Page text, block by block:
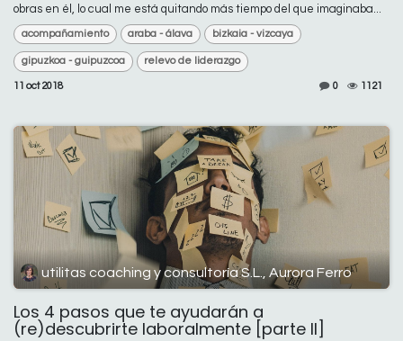
obras en él, lo cual me está quitando más tiempo del que imaginaba...
acompañamiento araba - álava bizkaia - vizcaya
gipuzkoa - guipuzcoa relevo de liderazgo
11 oct 2018 0 1121
utilitas coaching y consultoría S.L., Aurora Ferro
Los 4 pasos que te ayudarán a
(re)descubrirte laboralmente [parte II]